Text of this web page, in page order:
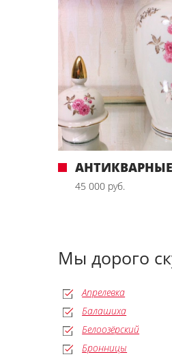
45 000 руб.
Мы дорого
Апрелевка
Балашиха
Белоозёрский
Бронницы